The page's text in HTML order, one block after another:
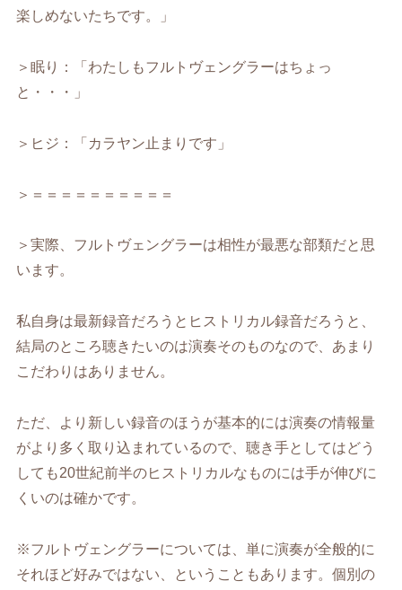
楽しめないたちです。」
＞眠り：「わたしもフルトヴェングラーはちょっ
と・・・」
＞ヒジ：「カラヤン止まりです」
＞＝＝＝＝＝＝＝＝＝＝
＞実際、フルトヴェングラーは相性が最悪な部類だと思
います。
私自身は最新録音だろうとヒストリカル録音だろうと、
結局のところ聴きたいのは演奏そのものなので、あまり
こだわりはありません。
ただ、より新しい録音のほうが基本的には演奏の情報量
がより多く取り込まれているので、聴き手としてはどう
しても20世紀前半のヒストリカルなものには手が伸びに
くいのは確かです。
※フルトヴェングラーについては、単に演奏が全般的に
それほど好みではない、ということもあります。個別の